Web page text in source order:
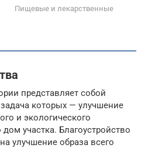
Пищевые и лекарственные
представляет собой
которых — улучшение
и экологического
участка. Благоустройство
улучшение образа всего